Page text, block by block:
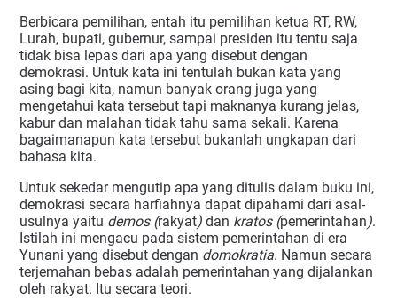
Berbicara pemilihan, entah itu pemilihan ketua RT, RW,
Lurah, bupati, gubernur, sampai presiden itu tentu saja
tidak bisa lepas dari apa yang disebut dengan
demokrasi. Untuk kata ini tentulah bukan kata yang
asing bagi kita, namun banyak orang juga yang
mengetahui kata tersebut tapi maknanya kurang jelas,
kabur dan malahan tidak tahu sama sekali. Karena
bagaimanapun kata tersebut bukanlah ungkapan dari
bahasa kita.
Untuk sekedar mengutip apa yang ditulis dalam buku ini,
demokrasi secara harfiahnya dapat dipahami dari asal-
usulnya yaitu demos (rakyat) dan kratos (pemerintahan).
Istilah ini mengacu pada sistem pemerintahan di era
Yunani yang disebut dengan domokratia. Namun secara
terjemahan bebas adalah pemerintahan yang dijalankan
oleh rakyat. Itu secara teori.